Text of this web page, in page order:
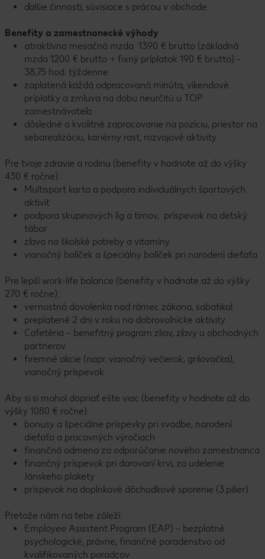
ďalšie činnosti, súvisiace s prácou v obchode
Benefity a zamestnanecké výhody
atraktívna mesačná mzda 1390 € brutto (základná
mzda 1200 € brutto + fixný príplatok 190 € brutto) -
38,75 hod. týždenne
zaplatená každá odpracovaná minúta, víkendové
príplatky a zmluva na dobu neurčitú u TOP
zamestnávateľa
dôsledné a kvalitné zapracovanie na pozíciu, priestor na
sebarealizáciu, kariérny rast, rozvojové aktivity
Pre tvoje zdravie a rodinu (benefity v hodnote až do výšky
430 € ročne):
Multisport karta a podpora individuálnych športových
aktivít
podpora skupinových líg a tímov, príspevok na detský
tábor
zľava na školské potreby a vitamíny
vianočný balíček a špeciálny balíček pri narodení dieťaťa
Pre lepší work-life balance (benefity v hodnote až do výšky
270 € ročne):
vernostná dovolenka nad rámec zákona, sabatikal
preplatené 2 dni v roku na dobrovoľnícke aktivity
Cafetéria – benefitný program zliav, zľavy u obchodných
partnerov
firemné akcie (napr. vianočný večierok, grilovačka),
vianočný príspevok
Aby si si mohol dopriať ešte viac (benefity v hodnote až do
výšky 1080 € ročne):
bonusy a špeciálne príspevky pri svadbe, narodení
dieťaťa a pracovných výročiach
finančná odmena za odporúčanie nového zamestnanca
finančný príspevok pri darovaní krvi, za udelenie
Jánskeho plakety
príspevok na doplnkové dôchodkové sporenie (3.pilier)
Pretože nám na tebe záleží:
Employee Asisstent Program (EAP) – bezplatné
psychologické, právne, finančné poradenstvo od
kvalifikovaných poradcov